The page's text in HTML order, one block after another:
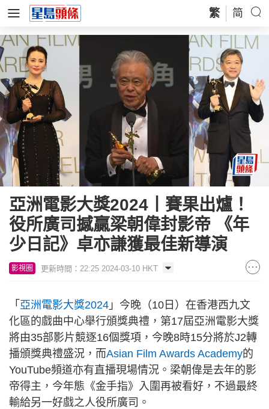
繁 简
亞洲電影大獎2024丨賽果出爐！
役所廣司撼贏梁朝偉封影帝 《年
少日記》卓亦謙獲最佳新導演
影視圈 更新時間：22:25 2024-03-10 HKT
「 亞洲電影大獎2024 」今晚（10日）在香港西九文
化區的戲曲中心舉行頒獎典禮，第17屆亞洲電影大獎
將由35部影片競逐16個獎項，今晚8時15分將於J2轉
播頒獎典禮盛況，而Asian Film Awards Academy的
YouTube頻道亦有直播現場情況。梁朝偉是去年的影
帝得主，今年態《金手指》入圍再被看好，不過最終
輸給另一好戲之人役所廣司。